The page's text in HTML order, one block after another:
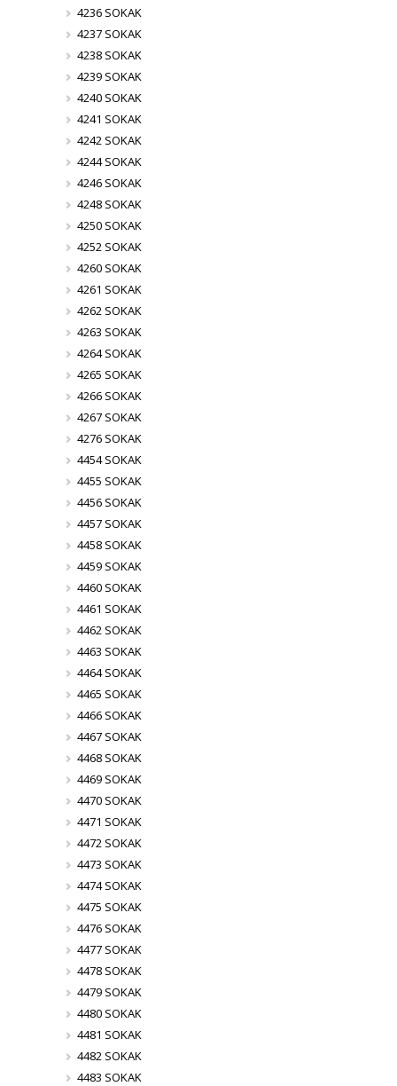
4236 SOKAK
4237 SOKAK
4238 SOKAK
4239 SOKAK
4240 SOKAK
4241 SOKAK
4242 SOKAK
4244 SOKAK
4246 SOKAK
4248 SOKAK
4250 SOKAK
4252 SOKAK
4260 SOKAK
4261 SOKAK
4262 SOKAK
4263 SOKAK
4264 SOKAK
4265 SOKAK
4266 SOKAK
4267 SOKAK
4276 SOKAK
4454 SOKAK
4455 SOKAK
4456 SOKAK
4457 SOKAK
4458 SOKAK
4459 SOKAK
4460 SOKAK
4461 SOKAK
4462 SOKAK
4463 SOKAK
4464 SOKAK
4465 SOKAK
4466 SOKAK
4467 SOKAK
4468 SOKAK
4469 SOKAK
4470 SOKAK
4471 SOKAK
4472 SOKAK
4473 SOKAK
4474 SOKAK
4475 SOKAK
4476 SOKAK
4477 SOKAK
4478 SOKAK
4479 SOKAK
4480 SOKAK
4481 SOKAK
4482 SOKAK
4483 SOKAK